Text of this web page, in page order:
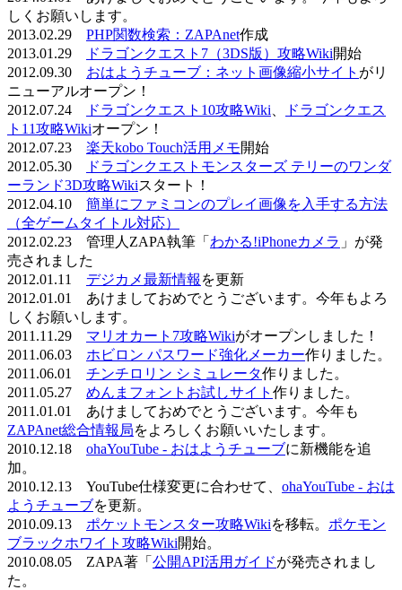
しくお願いします。
2013.02.29 PHP関数検索：ZAPAnet作成
2013.01.29
ドラゴンクエスト7（3DS版）攻略Wiki開始
2012.09.30 おはようチューブ：ネット画像縮小サイト がリ
ニューアルオープン！
2012.07.24
ドラゴンクエスト10攻略Wiki
ドラゴンクエス
ト11攻略Wikiオープン！
2012.07.23 楽天kobo Touch活用メモ開始
2012.05.30
ドラゴンクエストモンスターズ テリーのワンダ
ーランド3D攻略Wikiスタート！
2012.04.10 簡単にファミコンのプレイ画像を入手する方法
（全ゲームタイトル対応）
2012.02.23 管理人ZAPA執筆「 わかる!iPhoneカメラ 」が発
売されました
2012.01.11 デジカメ最新情報 を更新
2012.01.01 あけましておめでとうございます。今年もよろ
しくお願いします。
2011.11.29 マリオカート7攻略Wikiがオープンしました！
2011.06.03 ホビロン パスワード強化メーカー作りました。
2011.06.01 チンチロリン シミュレータ作りました。
2011.05.27 めんまフォントお試しサイト 作りました。
2011.01.01 あけましておめでとうございます。今年も
ZAPAnet総合情報局をよろしくお願いいたします。
2010.12.18 ohaYouTube - おはようチューブに新機能を追
加。
2010.12.13 YouTube仕様変更に合わせて、 ohaYouTube - おは
ようチューブを更新。
2010.09.13 ポケットモンスター攻略Wikiを移転。 ポケモン
ブラックホワイト攻略Wiki開始。
2010.08.05 ZAPA著「 公開API活用ガイドが発売されまし
た。